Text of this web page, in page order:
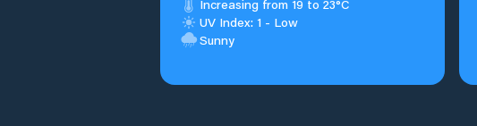
Increasing from 19 to 23°C
UV Index: 1 - Low
Sunny